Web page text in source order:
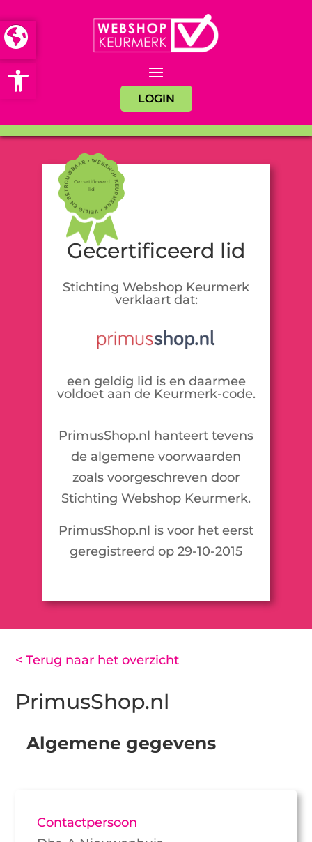
Open toolbar
LOGIN
Gecertificeerd
lid
Gecertificeerd lid
Stichting Webshop Keurmerk
verklaart dat:
een geldig lid is en daarmee
voldoet aan de Keurmerk-code.
PrimusShop.nl hanteert tevens
de algemene voorwaarden
zoals voorgeschreven door
Stichting Webshop Keurmerk.
PrimusShop.nl is voor het eerst
geregistreerd op 29-10-2015
< Terug naar het overzicht
PrimusShop.nl
Algemene gegevens
Contactpersoon